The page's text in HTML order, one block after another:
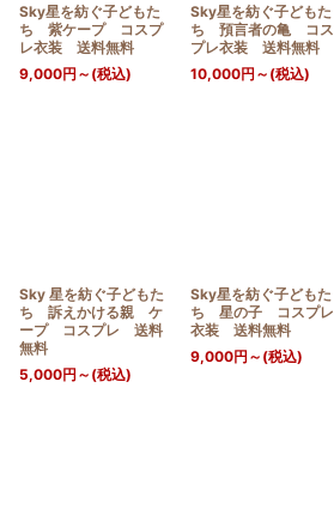
Sky星を紡ぐ子どもた
ち 紫ケープ コスプ
レ衣装 送料無料
9,000円 ～ (税込)
Sky星を紡ぐ子どもた
ち 預言者の亀 コス
プレ衣装 送料無料
10,000円 ～ (税込)
Sky 星を紡ぐ子どもた
ち 訴えかける親 ケ
ープ コスプレ 送料
無料
5,000円 ～ (税込)
Sky星を紡ぐ子どもた
ち 星の子 コスプレ
衣装 送料無料
9,000円 ～ (税込)